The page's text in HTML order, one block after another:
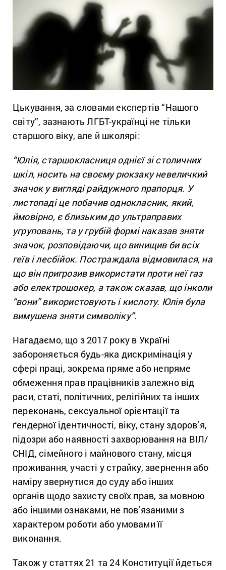
Цькування, за словами експертів “Нашого
світу”, зазнають ЛГБТ-українці не тільки
старшого віку, але й школярі:
“Юлія, старшокласниця однієї зі столичних
шкіл, носить на своєму рюкзаку невеличкий
значок у вигляді райдужного прапорця. У
листопаді це побачив однокласник, який,
ймовірно, є близьким до ультраправих
угруповань, та у грубій формі наказав зняти
значок, розповідаючи, що винищив би всіх
геїв і лесбійок. Постраждала відмовилася, на
що він пригрозив використати проти неї газ
або електрошокер, а також сказав, що інколи
“вони” використовують і кислоту. Юлія була
вимушена зняти символіку”.
Нагадаємо, що з 2017 року в Україні
забороняється будь-яка дискримінація у
сфері праці, зокрема пряме або непряме
обмеження прав працівників залежно від
раси, статі, політичних, релігійних та інших
переконань, сексуальної орієнтації та
ґендерної ідентичності, віку, стану здоров’я,
підозри або наявності захворювання на ВІЛ/
СНІД, сімейного і майнового стану, місця
проживання, участі у страйку, звернення або
наміру звернутися до суду або інших
органів щодо захисту своїх прав, за мовною
або іншими ознаками, не пов’язаними з
характером роботи або умовами її
виконання.
Також у статтях 21 та 24 Конституції йдеться